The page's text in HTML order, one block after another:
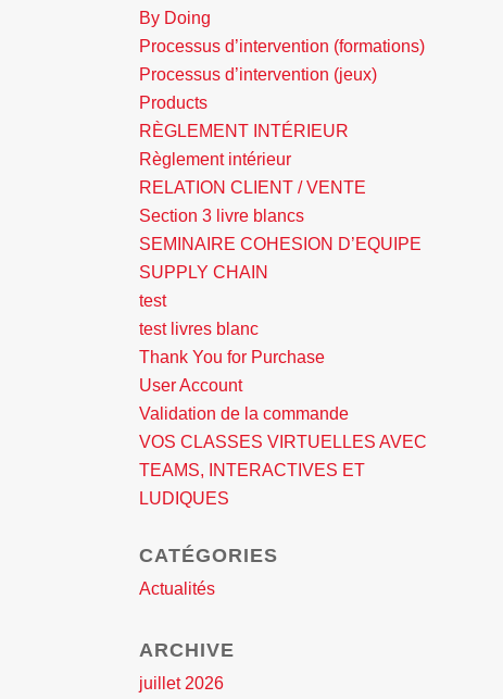
By Doing
Processus d’intervention (formations)
Processus d’intervention (jeux)
Products
RÈGLEMENT INTÉRIEUR
Règlement intérieur
RELATION CLIENT / VENTE
Section 3 livre blancs
SEMINAIRE COHESION D’EQUIPE
SUPPLY CHAIN
test
test livres blanc
Thank You for Purchase
User Account
Validation de la commande
VOS CLASSES VIRTUELLES AVEC
TEAMS, INTERACTIVES ET
LUDIQUES
CATÉGORIES
Actualités
ARCHIVE
juillet 2026